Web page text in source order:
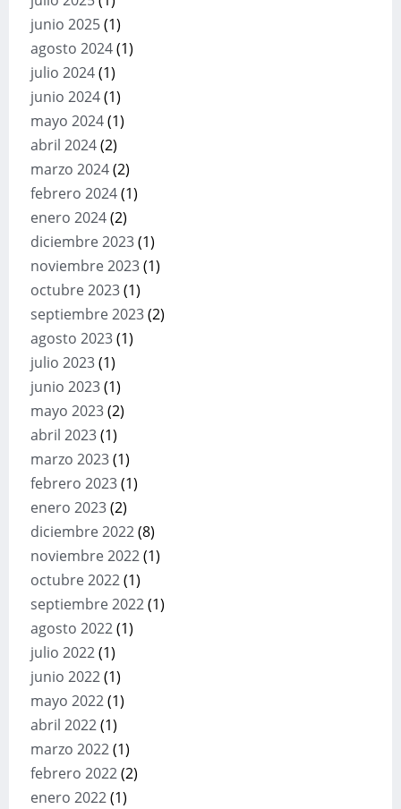
junio 2025(1)
agosto 2024(1)
julio 2024(1)
junio 2024(1)
mayo 2024(1)
abril 2024(2)
marzo 2024(2)
febrero 2024(1)
enero 2024(2)
diciembre 2023(1)
noviembre 2023(1)
octubre 2023(1)
septiembre 2023(2)
agosto 2023(1)
julio 2023(1)
junio 2023(1)
mayo 2023(2)
abril 2023(1)
marzo 2023(1)
febrero 2023(1)
enero 2023(2)
diciembre 2022(8)
noviembre 2022(1)
octubre 2022(1)
septiembre 2022(1)
agosto 2022(1)
julio 2022(1)
junio 2022(1)
mayo 2022(1)
abril 2022(1)
marzo 2022(1)
febrero 2022(2)
enero 2022(1)